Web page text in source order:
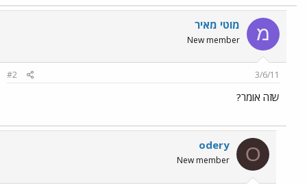
מ מוטי מאיר
New member
3/6/11
#2
שזה אומר?
O
odery
New member